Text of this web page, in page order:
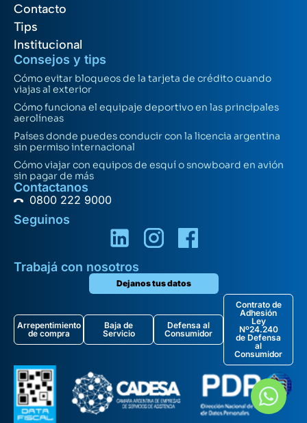
Contacto
Tips
Institucional
Consejos y tips
Cómo evitar bloqueos de la tarjeta de crédito cuando
viajas al exterior
Cómo funciona el equipaje deportivo en las principales
aerolíneas
Países donde puedes conducir con la licencia argentina
sin permiso internacional
Cómo viajar con equipos de esquí o snowboard en avión
sin pagar de más
Contactanos
0800 222 9000
Seguinos
Trabajá con nosotros
Dejanos tus datos
Arrepentimiento
de compra
Baja de
Servicio
Defensa al
Consumidor
Contrato de
Adhesión
Ley
Nº24.240
de Defensa
al
Consumidor